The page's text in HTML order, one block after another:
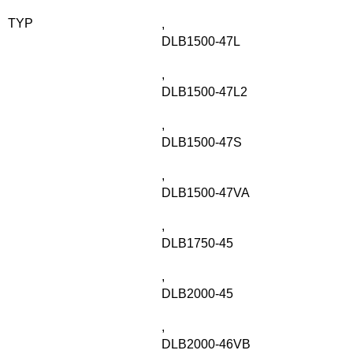
TYP
,
DLB1500-47L
,
DLB1500-47L2
,
DLB1500-47S
,
DLB1500-47VA
,
DLB1750-45
,
DLB2000-45
,
DLB2000-46VB